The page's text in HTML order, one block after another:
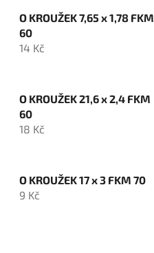
O KROUŽEK 7,65 x 1,78 FKM
60
14 Kč
O KROUŽEK 21,6 x 2,4 FKM
60
18 Kč
O KROUŽEK 17 x 3 FKM 70
9 Kč